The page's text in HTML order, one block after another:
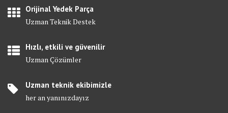
Orijinal Yedek Parça
Uzman Teknik Destek
Hızlı, etkili ve güvenilir
Uzman Çözümler
Uzman teknik ekibimizle
her an yanınızdayız